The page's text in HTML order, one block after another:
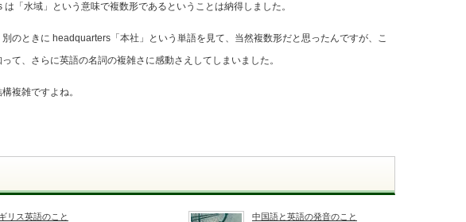
は「水域」という意味で複数形であるということは納得しました。
のときに headquarters「本社」という単語を見て、当然複数形だと思ったんですが、こ
て、さらに英語の名詞の複雑さに感動さえしてしまいました。
複雑ですよね。
リス英語のこと 中国語と英語の発音のこと